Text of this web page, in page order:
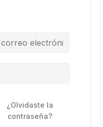
¿Olvidaste la
contraseña?